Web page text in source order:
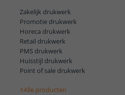
Zakelijk drukwerk
Promotie drukwerk
Horeca drukwerk
Retail drukwerk
PMS drukwerk
Huisstijl drukwerk
Point of sale drukwerk
Alle producten